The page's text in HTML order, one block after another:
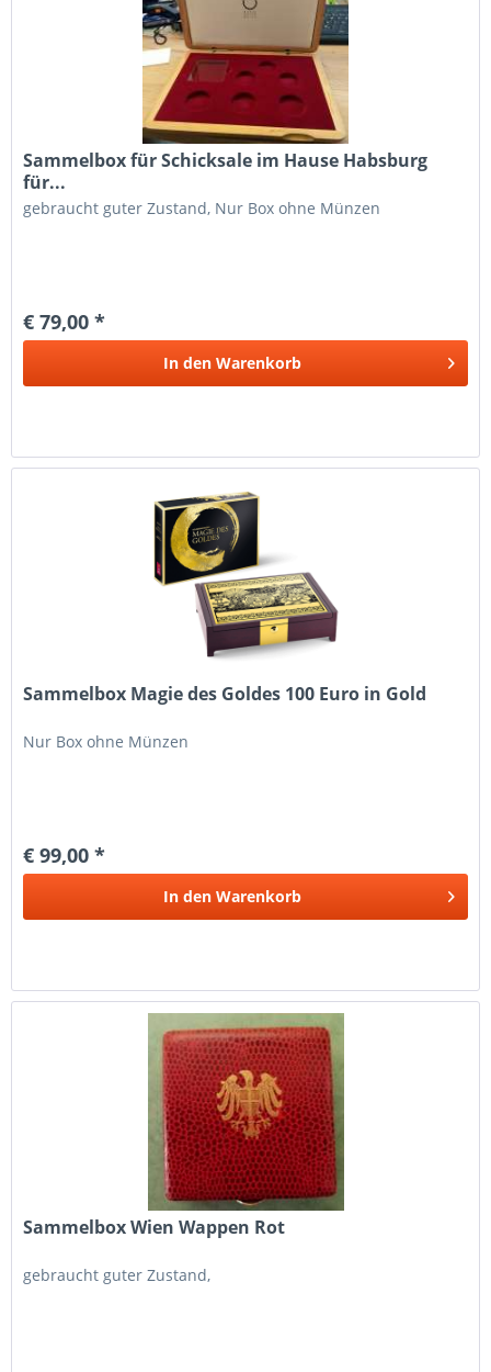
Sammelbox für Schicksale im Hause Habsburg
für...
gebraucht guter Zustand, Nur Box ohne Münzen
€ 79,00 *
In den Warenkorb
Sammelbox Magie des Goldes 100 Euro in Gold
Nur Box ohne Münzen
€ 99,00 *
In den Warenkorb
Sammelbox Wien Wappen Rot
gebraucht guter Zustand,